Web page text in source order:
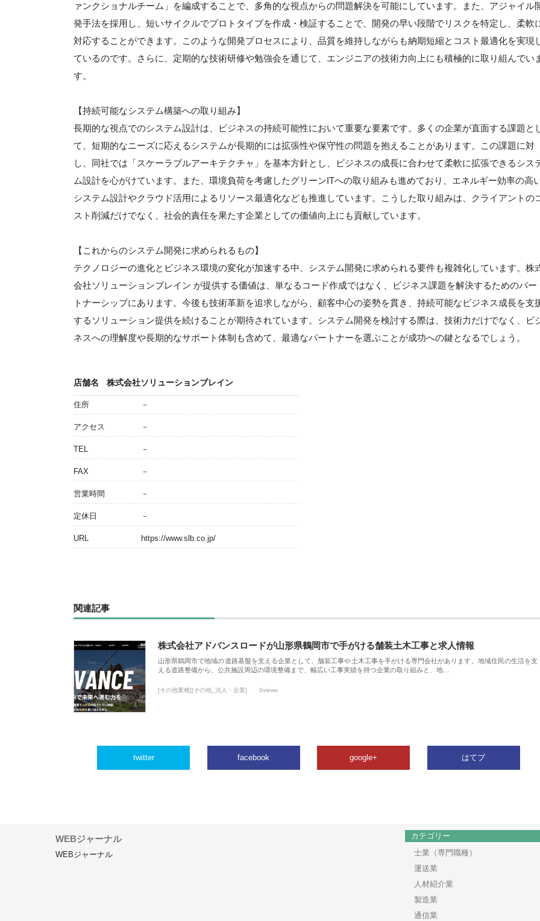
ァンクショナルチーム」を編成することで、多角的な視点からの問題解決を可能にしています。また、アジャイル
発手法を採用し、短いサイクルでプロトタイプを作成・検証することで、開発の早い段階でリスクを特定し、柔軟
対応することができます。このような開発プロセスにより、品質を維持しながらも納期短縮とコスト最適化を実現
ているのです。さらに、定期的な技術研修や勉強会を通じて、エンジニアの技術力向上にも積極的に取り組んでい
す。
【持続可能なシステム構築への取り組み】
長期的な視点でのシステム設計は、ビジネスの持続可能性において重要な要素です。多くの企業が直面する課題と
て、短期的なニーズに応えるシステムが長期的には拡張性や保守性の問題を抱えることがあります。この課題に対
し、同社では「スケーラブルアーキテクチャ」を基本方針とし、ビジネスの成長に合わせて柔軟に拡張できるシス
ム設計を心がけています。また、環境負荷を考慮したグリーンITへの取り組みも進めており、エネルギー効率の高
システム設計やクラウド活用によるリソース最適化なども推進しています。こうした取り組みは、クライアントの
スト削減だけでなく、社会的責任を果たす企業としての価値向上にも貢献しています。
【これからのシステム開発に求められるもの】
テクノロジーの進化とビジネス環境の変化が加速する中、システム開発に求められる要件も複雑化しています。株
会社ソリューションブレイン が提供する価値は、単なるコード作成ではなく、ビジネス課題を解決するためのパー
トナーシップにあります。今後も技術革新を追求しながら、顧客中心の姿勢を貫き、持続可能なビジネス成長を支
するソリューション提供を続けることが期待されています。システム開発を検討する際は、技術力だけでなく、ビ
ネスへの理解度や長期的なサポート体制も含めて、最適なパートナーを選ぶことが成功への鍵となるでしょう。
店舗名 株式会社ソリューションブレイン
住所 －
アクセス －
TEL －
FAX －
営業時間 －
定休日 －
URL https://www.slb.co.jp/
関連記事
株式会社アドバンスロードが山形県鶴岡市で手がける舗装土木工事と求人情報
山形県鶴岡市で地域の道路基盤を支える企業として、舗装工事や土木工事を手がける専門会社があります。地域住民の生活を支
える道路整備から、公共施設周辺の環境整備まで、幅広い工事実績を持つ企業の取り組みと、地…
[その他業種][その他_法人・企業] 0views
twitter facebook google+ はてブ
WEBジャーナル
WEBジャーナル
カテゴリー
士業（専門職種）
運送業
人材紹介業
製造業
通信業